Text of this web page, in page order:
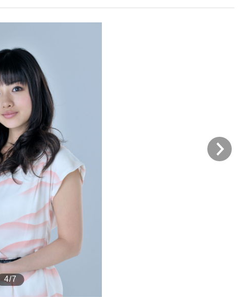
「クマが悪者扱いされているのが悲しい」『
・森保一監督...
もっと見る
もっと見る
4/7